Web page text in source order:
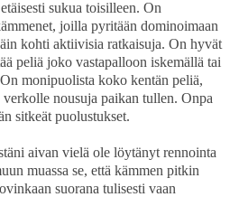
sukua toisilleen. On
joilla pyritään dominoimaan
kohti aktiivisia ratkaisuja. On hyvät
peliä joko vastapalloon iskemällä tai
monipuolista koko kentän peliä,
nousuja paikan tullen. Onpa
sitkeät puolustukset.
aivan vielä ole löytänyt rennointa
muassa se, että kämmen pitkin
suorana tulisesti vaan